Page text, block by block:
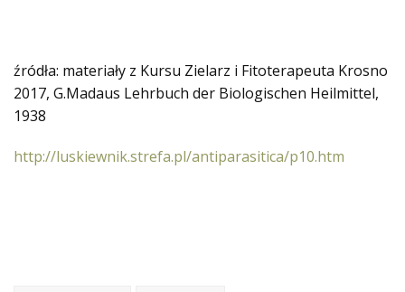
źródła: materiały z Kursu Zielarz i Fitoterapeuta Krosno
2017, G.Madaus Lehrbuch der Biologischen Heilmittel,
1938
http://luskiewnik.strefa.pl/antiparasitica/p10.htm